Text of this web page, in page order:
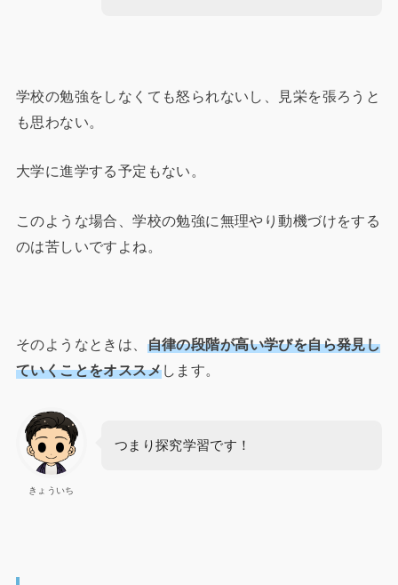
学校の勉強をしなくても怒られないし、見栄を張ろうと
も思わない。
大学に進学する予定もない。
このような場合、学校の勉強に無理やり動機づけをする
のは苦しいですよね。
そのようなときは、 自律の段階が高い学びを自ら発見し
ていくことをオススメします。
きょういち
つまり探究学習です！